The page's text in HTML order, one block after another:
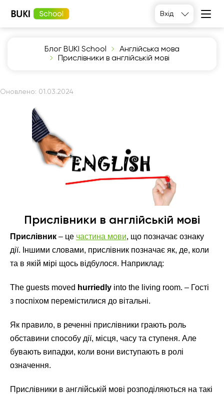
Вхід
Блог BUKI School
Англійська мова
Прислівники в англійській мові
Оновлено: 01.03.2024
Прислівники в англійській мові
Прислівник – це частина мови, що позначає ознаку
дії. Іншими словами, прислівник позначає як, де, коли
та в якій мірі щось відбулося. Наприклад:
The guests moved hurriedly into the living room. – Гості
з поспіхом перемістилися до вітальні.
Як правило, в реченні прислівники грають роль
обставини способу дії, місця, часу та ступеня. Але
бувають випадки, коли вони виступають в ролі
означення.
Прислівники в англійській мові розподіляються на такі